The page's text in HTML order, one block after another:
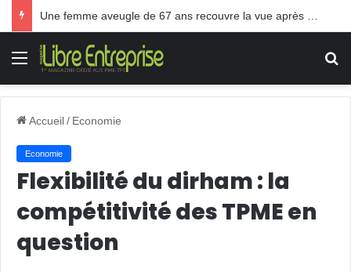
Menu
Accueil/ Economie
Economie
Flexibilité du dirham : la
compétitivité des TPME en
question